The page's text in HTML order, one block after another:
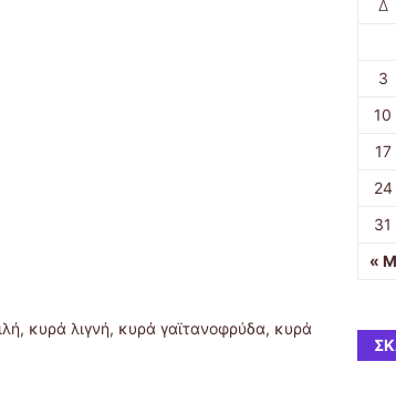
κυρά λιγνή, κυρά γαϊτανοφρύδα, κυρά
Δ
«
3
10
17
24
31